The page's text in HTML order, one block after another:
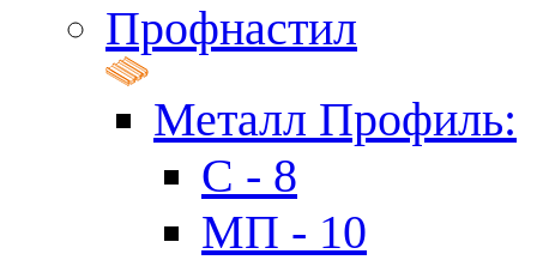
Профнастил
Металл Профиль:
C - 8
МП - 10